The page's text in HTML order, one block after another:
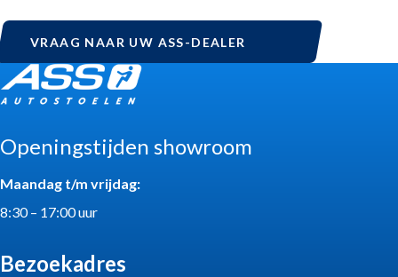
VRAAG NAAR UW ASS-DEALER
Openingstijden showroom
Maandag t/m vrijdag:
8:30 – 17:00 uur
Bezoekadres